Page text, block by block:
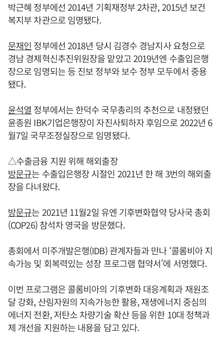
박근혜 정부에선 2014년 기획재정부 2차관, 2015년 보건
복지부 차관으로 임명됐다.
문재인 정부에선 2018년 당시 김경수 경남지사 요청으로
경남 경제혁신추진위원장을 맡았고 2019년엔 수출입은행
장으로 임명되는 등 진보 정부와 보수 정부 모두에서 중용
됐다.
윤석열 정부에서는 한덕수 국무총리의 추천으로 내정됐던
윤종원 IBK기업은행장이 자진사퇴하자 후임으로 2022년 6
월7일 국무조정실장으로 임명됐다.
△수출금융 지원 위해 해외출장
방문규는 수출입은행장 시절인 2021년 한 해 3번의 해외출
장을 다녀왔다.
방문규는 2021년 11월2일 유엔 기후변화협약 당사국 총회
(COP26) 참석차 영국을 방문했다.
총회에서 미주개발은행(IDB) 관계자들과 만나 ‘콜롬비아 지
속가능 및 회복력있는 성장 프로그램 협약서’에 서명했다.
이번 프로그램은 콜롬비아의 기후변화 대응계획과 재원조
달 강화, 산림자원의 지속가능한 활용, 재생에너지 중심의
에너지 전환, 저탄소 차량기술 확산 등을 위한 10대 정책과
제 개선을 지원하는 내용을 담고 있다.